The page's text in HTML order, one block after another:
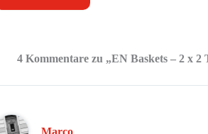
4 Kommentare zu „EN Baskets – 2 x 2
Marco